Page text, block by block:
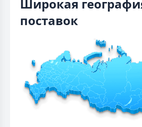
Широкая
поставок